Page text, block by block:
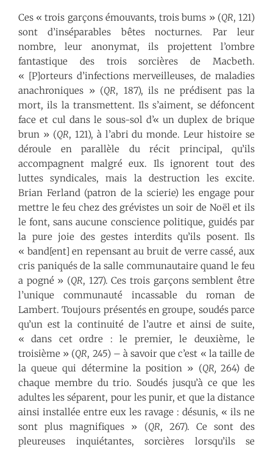
Ces « trois garçons émouvants, trois bums » (QR, 121)
sont d’inséparables bêtes nocturnes. Par leur
nombre, leur anonymat, ils projettent l’ombre
fantastique des trois sorcières de Macbeth.
« [P]orteurs d’infections merveilleuses, de maladies
anachroniques » (QR, 187), ils ne prédisent pas la
mort, ils la transmettent. Ils s’aiment, se défoncent
face et cul dans le sous-sol d’« un duplex de brique
brun » (QR, 121), à l’abri du monde. Leur histoire se
déroule en parallèle du récit principal, qu’ils
accompagnent malgré eux. Ils ignorent tout des
luttes syndicales, mais la destruction les excite.
Brian Ferland (patron de la scierie) les engage pour
mettre le feu chez des grévistes un soir de Noël et ils
le font, sans aucune conscience politique, guidés par
la pure joie des gestes interdits qu’ils posent. Ils
« band[ent] en repensant au bruit de verre cassé, aux
cris paniqués de la salle communautaire quand le feu
a pogné » (QR, 127). Ces trois garçons semblent être
l’unique communauté incassable du roman de
Lambert. Toujours présentés en groupe, soudés parce
qu’un est la continuité de l’autre et ainsi de suite,
« dans cet ordre : le premier, le deuxième, le
troisième » (QR, 245) – à savoir que c’est « la taille de
la queue qui détermine la position » (QR, 264) de
chaque membre du trio. Soudés jusqu’à ce que les
adultes les séparent, pour les punir, et que la distance
ainsi installée entre eux les ravage : désunis, « ils ne
sont plus magnifiques » (QR, 267). Ce sont des
pleureuses inquiétantes, sorcières lorsqu’ils se